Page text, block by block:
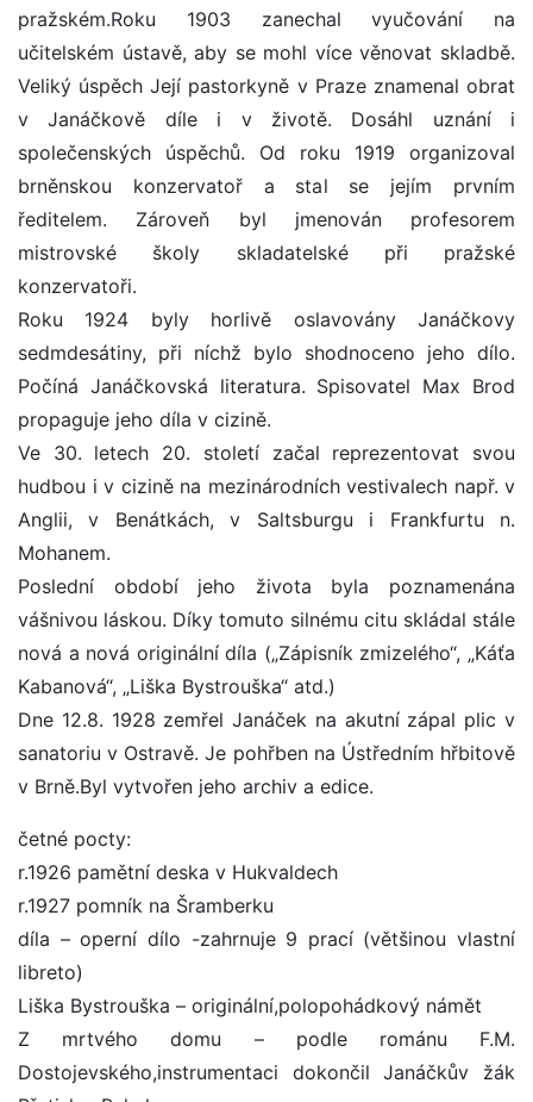
pražském.Roku 1903 zanechal vyučování na
učitelském ústavě, aby se mohl více věnovat skladbě.
Veliký úspěch Její pastorkyně v Praze znamenal obrat
v Janáčkově díle i v životě. Dosáhl uznání i
společenských úspěchů. Od roku 1919 organizoval
brněnskou konzervatoř a stal se jejím prvním
ředitelem. Zároveň byl jmenován profesorem
mistrovské školy skladatelské při pražské
konzervatoři.
Roku 1924 byly horlivě oslavovány Janáčkovy
sedmdesátiny, při níchž bylo shodnoceno jeho dílo.
Počíná Janáčkovská literatura. Spisovatel Max Brod
propaguje jeho díla v cizině.
Ve 30. letech 20. století začal reprezentovat svou
hudbou i v cizině na mezinárodních vestivalech např. v
Anglii, v Benátkách, v Saltsburgu i Frankfurtu n.
Mohanem.
Poslední období jeho života byla poznamenána
vášnivou láskou. Díky tomuto silnému citu skládal stále
nová a nová originální díla („Zápisník zmizelého“, „Káťa
Kabanová“, „Liška Bystrouška“ atd.)
Dne 12.8. 1928 zemřel Janáček na akutní zápal plic v
sanatoriu v Ostravě. Je pohřben na Ústředním hřbitově
v Brně.Byl vytvořen jeho archiv a edice.
četné pocty:
r.1926 pamětní deska v Hukvaldech
r.1927 pomník na Šramberku
díla – operní dílo -zahrnuje 9 prací (většinou vlastní
libreto)
Liška Bystrouška – originální,polopohádkový námět
Z mrtvého domu – podle románu F.M.
Dostojevského,instrumentaci dokončil Janáčkův žák